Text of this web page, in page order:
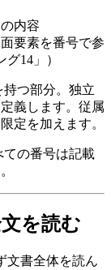
内容
要素を番号で参
14」）
つ部分。独立
義します。従属
定を加えます。
の番号は記載
を読む
文書全体を読ん